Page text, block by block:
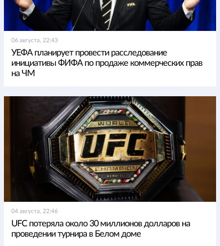
06 августа, 22:43
УЕФА планирует провести расследование
инициативы ФИФА по продаже коммерческих прав
на ЧМ
04 августа, 22:46
UFC потеряла около 30 миллионов долларов на
проведении турнира в Белом доме